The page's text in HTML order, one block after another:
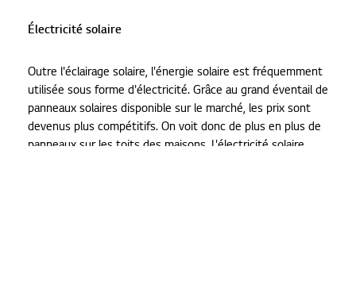
Électricité solaire
Outre l'éclairage solaire, l'énergie solaire est fréquemment
utilisée sous forme d'électricité. Grâce au grand éventail de
panneaux solaires disponible sur le marché, les prix sont
devenus plus compétitifs. On voit donc de plus en plus de
panneaux sur les toits des maisons. L'électricité solaire